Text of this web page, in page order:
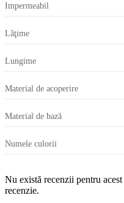
Impermeabil
Lăţime
Lungime
Material de acoperire
Material de bază
Numele culorii
Nu există recenzii pentru
recenzie.